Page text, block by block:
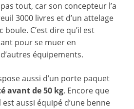
tout, car son concepteur l’a
3000 livres et d’un attelage
C’est dire qu’il est
pour se muer en
équipements.
aussi d’un porte paquet
avant de 50 kg. Encore que
aussi équipé d’une benne